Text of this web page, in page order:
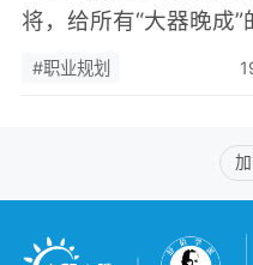
将，给所有“大器晚成”
人上了一课
#职业规划